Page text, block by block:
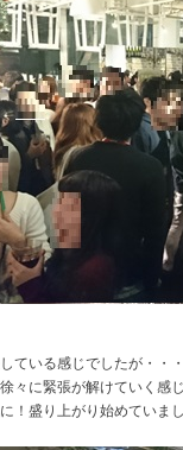
ている感じでしたが・・・
々に緊張が解けていく感じ
！盛り上がり始めていま